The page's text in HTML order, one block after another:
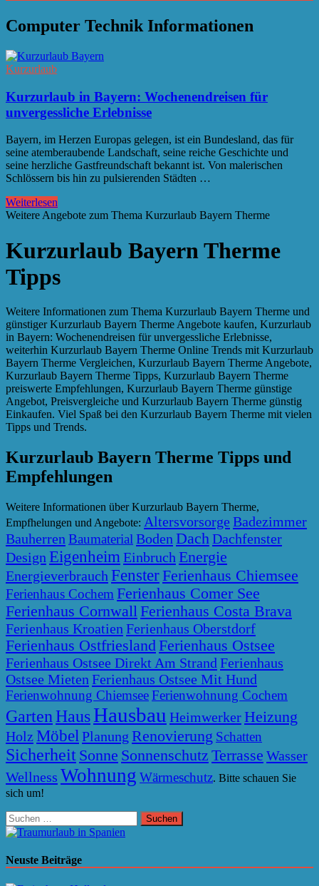
Computer Technik Informationen
Kurzurlaub
Kurzurlaub in Bayern: Wochenendreisen für
unvergessliche Erlebnisse
Bayern, im Herzen Europas gelegen, ist ein Bundesland, das für
seine atemberaubende Landschaft, seine reiche Geschichte und
seine herzliche Gastfreundschaft bekannt ist. Von malerischen
Schlössern bis hin zu pulsierenden Städten …
Weiterlesen
Weitere Angebote zum Thema Kurzurlaub Bayern Therme
Kurzurlaub Bayern Therme
Tipps
Weitere Informationen zum Thema Kurzurlaub Bayern Therme und
günstiger Kurzurlaub Bayern Therme Angebote kaufen, Kurzurlaub
in Bayern: Wochenendreisen für unvergessliche Erlebnisse,
weiterhin Kurzurlaub Bayern Therme Online Trends mit Kurzurlaub
Bayern Therme Vergleichen, Kurzurlaub Bayern Therme Angebote,
Kurzurlaub Bayern Therme Tipps, Kurzurlaub Bayern Therme
preiswerte Empfehlungen, Kurzurlaub Bayern Therme günstige
Angebot, Preisvergleiche und Kurzurlaub Bayern Therme günstig
Einkaufen. Viel Spaß bei den Kurzurlaub Bayern Therme mit vielen
Tipps und Trends.
Kurzurlaub Bayern Therme Tipps und
Empfehlungen
Weitere Informationen über Kurzurlaub Bayern Therme,
Empfhelungen und Angebote: Altersvorsorge Badezimmer
Bauherren Baumaterial Boden DachDachfenster
Design Eigenheim Einbruch Energie
Energieverbrauch FensterFerienhaus Chiemsee
Ferienhaus Cochem Ferienhaus Comer See
Ferienhaus CornwallFerienhaus Costa Brava
Ferienhaus Kroatien Ferienhaus Oberstdorf
Ferienhaus OstfrieslandFerienhaus Ostsee
Ferienhaus Ostsee Direkt Am Strand Ferienhaus
Ostsee Mieten Ferienhaus Ostsee Mit Hund
Ferienwohnung ChiemseeFerienwohnung Cochem
GartenHausHausbau HeimwerkerHeizung
HolzMöbel Planung Renovierung Schatten
Sicherheit Sonne Sonnenschutz Terrasse Wasser
Wellness Wohnung Wärmeschutz. Bitte schauen Sie
sich um!
Suchen
nach:
Neuste Beiträge